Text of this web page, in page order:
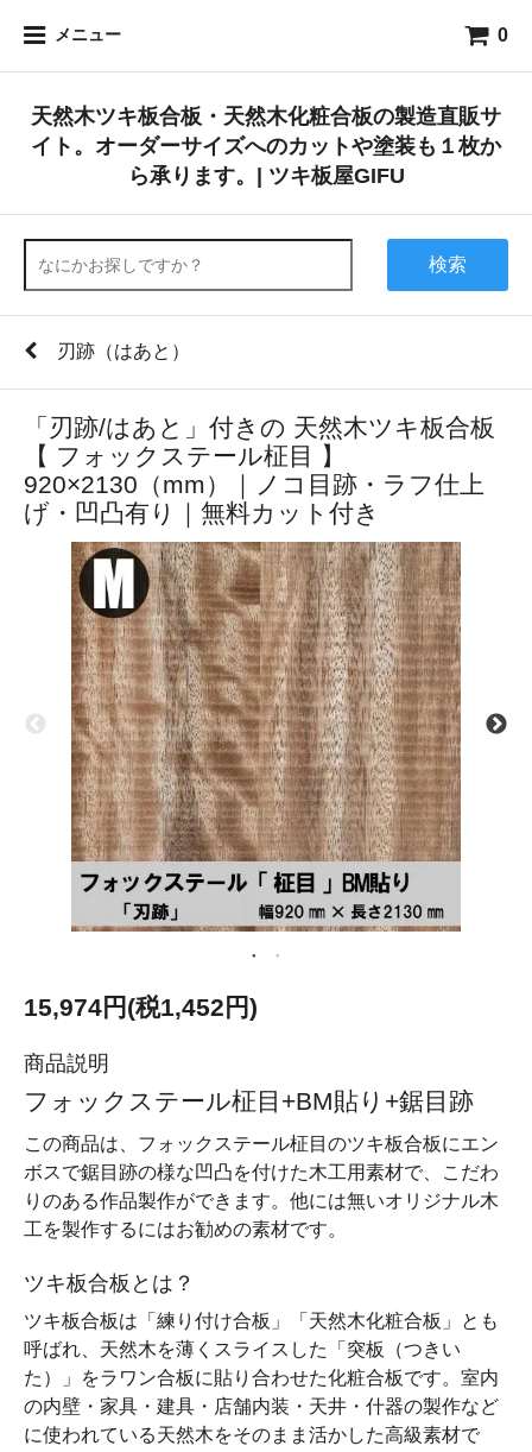
メニュー 0
天然木ツキ板合板・天然木化粧合板の製造直販サ
イト。オーダーサイズへのカットや塗装も１枚か
ら承ります。| ツキ板屋GIFU
検索
刃跡（はあと）
「刃跡/はあと」付きの 天然木ツキ板合板
【 フォックステール柾目 】
920×2130（mm）｜ノコ目跡・ラフ仕上
げ・凹凸有り｜無料カット付き
15,974円(税1,452円)
商品説明
フォックステール柾目+BM貼り+鋸目跡
この商品は、フォックステール柾目のツキ板合板にエン
ボスで鋸目跡の様な凹凸を付けた木工用素材で、こだわ
りのある作品製作ができます。他には無いオリジナル木
工を製作するにはお勧めの素材です。
ツキ板合板とは？
ツキ板合板は「練り付け合板」「天然木化粧合板」とも
呼ばれ、天然木を薄くスライスした「突板（つきい
た）」をラワン合板に貼り合わせた化粧合板です。室内
の内壁・家具・建具・店舗内装・天井・什器の製作など
に使われている天然木をそのまま活かした高級素材で